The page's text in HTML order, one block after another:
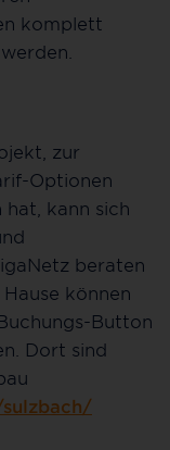
komplett
zur
Optionen
kann sich
beraten
können
Button
Dort sind